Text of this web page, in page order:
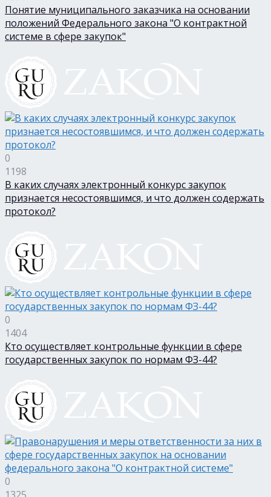
Понятие муниципального заказчика на основании
положений Федерального закона "О контрактной
системе в сфере закупок"
0
1198
В каких случаях электронный конкурс закупок
признается несостоявшимся, и что должен содержать
протокол?
0
1404
Кто осуществляет контрольные функции в сфере
государственных закупок по нормам ФЗ-44?
0